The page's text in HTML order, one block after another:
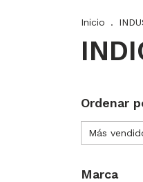
Inicio .
Ordenar
Marca